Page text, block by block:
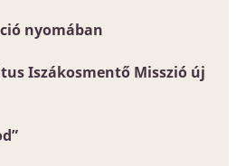
nyomában
Iszákosmentő Misszió új